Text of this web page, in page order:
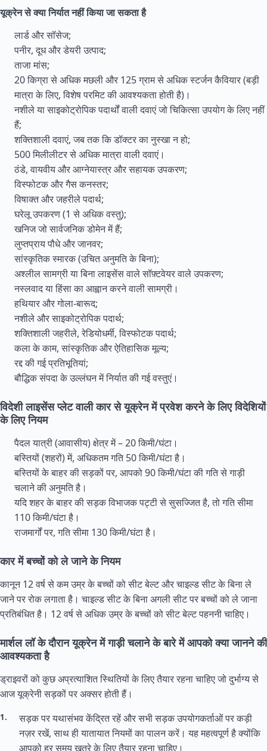
यूक्रेन से क्या निर्यात नहीं किया जा सकता है
लार्ड और सॉसेज;
पनीर, दूध और डेयरी उत्पाद;
ताजा मांस;
20 किग्रा से अधिक मछली और 125 ग्राम से अधिक स्टर्जन कैवियार (बड़ी
मात्रा के लिए, विशेष परमिट की आवश्यकता होती है)।
नशीले या साइकोट्रोपिक पदार्थों वाली दवाएं जो चिकित्सा उपयोग के लिए नहीं
हैं;
शक्तिशाली दवाएं, जब तक कि डॉक्टर का नुस्खा न हो;
500 मिलीलीटर से अधिक मात्रा वाली दवाएं।
ठंडे, वायवीय और आग्नेयास्त्र और सहायक उपकरण;
विस्फोटक और गैस कनस्तर;
विषाक्त और जहरीले पदार्थ;
घरेलू उपकरण (1 से अधिक वस्तु);
खनिज जो सार्वजनिक डोमेन में हैं;
लुप्तप्राय पौधे और जानवर;
सांस्कृतिक स्मारक (उचित अनुमति के बिना);
अश्लील सामग्री या बिना लाइसेंस वाले सॉफ़्टवेयर वाले उपकरण;
नस्लवाद या हिंसा का आह्वान करने वाली सामग्री।
हथियार और गोला-बारूद;
नशीले और साइकोट्रोपिक पदार्थ;
शक्तिशाली जहरीले, रेडियोधर्मी, विस्फोटक पदार्थ;
कला के काम, सांस्कृतिक और ऐतिहासिक मूल्य;
रद्द की गई प्रतिभूतियां;
बौद्धिक संपदा के उल्लंघन में निर्यात की गई वस्तुएं।
विदेशी लाइसेंस प्लेट वाली कार से यूक्रेन में प्रवेश करने के लिए विदेशियों
के लिए नियम
पैदल यात्री (आवासीय) क्षेत्र में – 20 किमी/घंटा।
बस्तियों (शहरों) में, अधिकतम गति 50 किमी/घंटा है।
बस्तियों के बाहर की सड़कों पर, आपको 90 किमी/घंटा की गति से गाड़ी
चलाने की अनुमति है।
यदि शहर के बाहर की सड़क विभाजक पट्टी से सुसज्जित है, तो गति सीमा
110 किमी/घंटा है।
राजमार्गों पर, गति सीमा 130 किमी/घंटा है।
कार में बच्चों को ले जाने के नियम
कानून 12 वर्ष से कम उम्र के बच्चों को सीट बेल्ट और चाइल्ड सीट के बिना ले
जाने पर रोक लगाता है। चाइल्ड सीट के बिना अगली सीट पर बच्चों को ले जाना
प्रतिबंधित है। 12 वर्ष से अधिक उम्र के बच्चों को सीट बेल्ट पहननी चाहिए।
मार्शल लॉ के दौरान यूक्रेन में गाड़ी चलाने के बारे में आपको क्या जानने की
आवश्यकता है
ड्राइवरों को कुछ अप्रत्याशित स्थितियों के लिए तैयार रहना चाहिए जो दुर्भाग्य से
आज यूक्रेनी सड़कों पर अक्सर होती हैं।
सड़क पर यथासंभव केंद्रित रहें और सभी सड़क उपयोगकर्ताओं पर कड़ी
नज़र रखें, साथ ही यातायात नियमों का पालन करें। यह महत्वपूर्ण है क्योंकि
आपको हर समय खतरे के लिए तैयार रहना चाहिए।